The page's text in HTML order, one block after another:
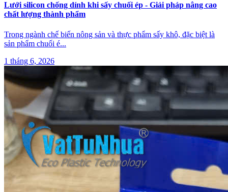
Lưới silicon chống dính khi sấy chuối ép - Giải pháp nâng cao
chất lượng thành phẩm
Trong ngành chế biến nông sản và thực phẩm sấy khô, đặc biệt là
sản phẩm chuối é...
1 tháng 6, 2026